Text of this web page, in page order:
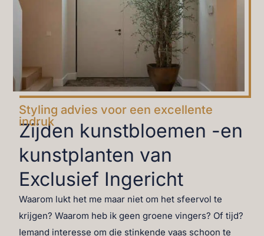
Zijden kunstbloemen -en
kunstplanten van
Exclusief Ingericht
Styling advies voor een excellente
indruk
Waarom lukt het me maar niet om het sfeervol te
krijgen? Waarom heb ik geen groene vingers? Of tijd?
Iemand interesse om die stinkende vaas schoon te